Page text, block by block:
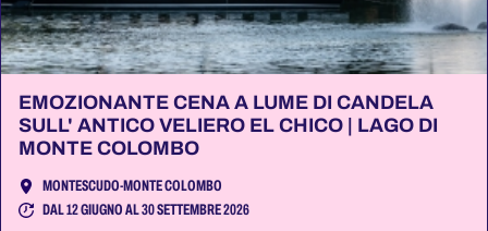
EMOZIONANTE CENA A LUME DI CANDELA
SULL' ANTICO VELIERO EL CHICO | LAGO DI
MONTE COLOMBO
MONTESCUDO-MONTE COLOMBO
DAL 12 GIUGNO AL 30 SETTEMBRE 2026